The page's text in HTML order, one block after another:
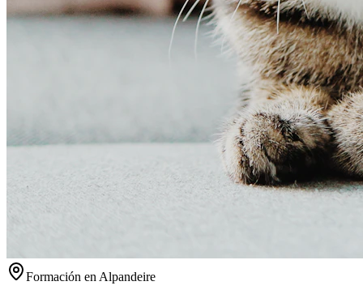
Formación en Alpandeire